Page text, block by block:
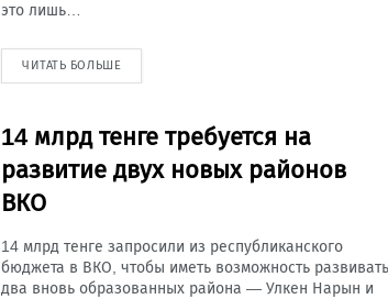
это лишь…
ЧИТАТЬ БОЛЬШЕ
14 млрд тенге требуется на
развитие двух новых районов
ВКО
14 млрд тенге запросили из республиканского
бюджета в ВКО, чтобы иметь возможность развивать
два вновь образованных района — Улкен Нарын и